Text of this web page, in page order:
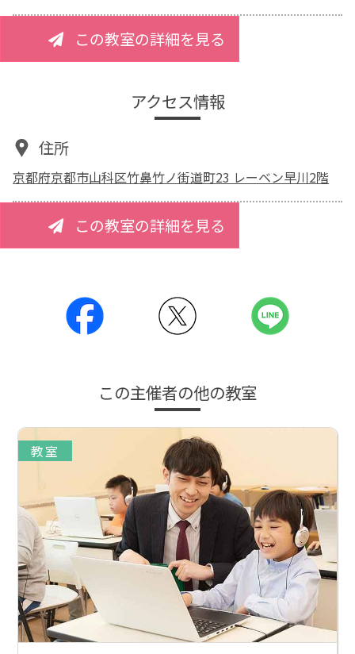
この教室の詳細を見る
アクセス情報
住所
京都府京都市山科区竹鼻竹ノ街道町23 レーベン早川2階
この教室の詳細を見る
この主催者の他の教室
教室